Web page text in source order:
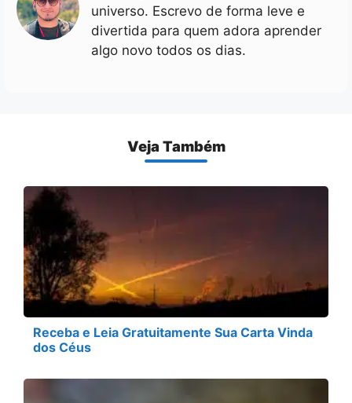
universo. Escrevo de forma leve e
divertida para quem adora aprender
algo novo todos os dias.
Veja Também
Receba e Leia Gratuitamente Sua Carta Vinda
dos Céus